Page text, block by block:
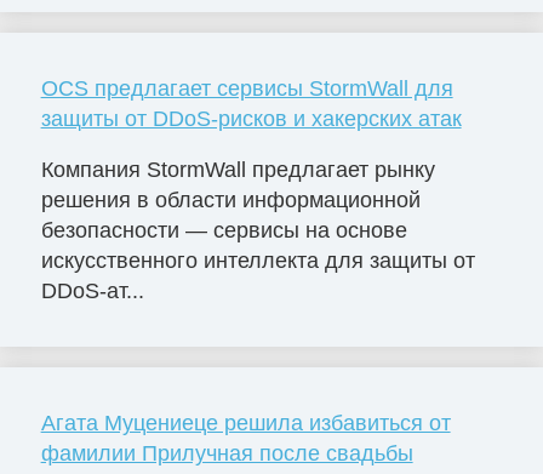
OCS предлагает сервисы StormWall для
защиты от DDoS-рисков и хакерских атак
Компания StormWall предлагает рынку
решения в области информационной
безопасности — сервисы на основе
искусственного интеллекта для защиты от
DDoS-ат...
Агата Муцениеце решила избавиться от
фамилии Прилучная после свадьбы